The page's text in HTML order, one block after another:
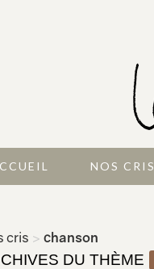
NOS CRIS
cris > chanson
DU THÈME